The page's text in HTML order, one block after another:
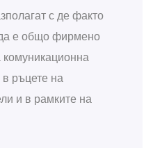
с де факто
е общо фирмено
ръцете на
и в рамките на